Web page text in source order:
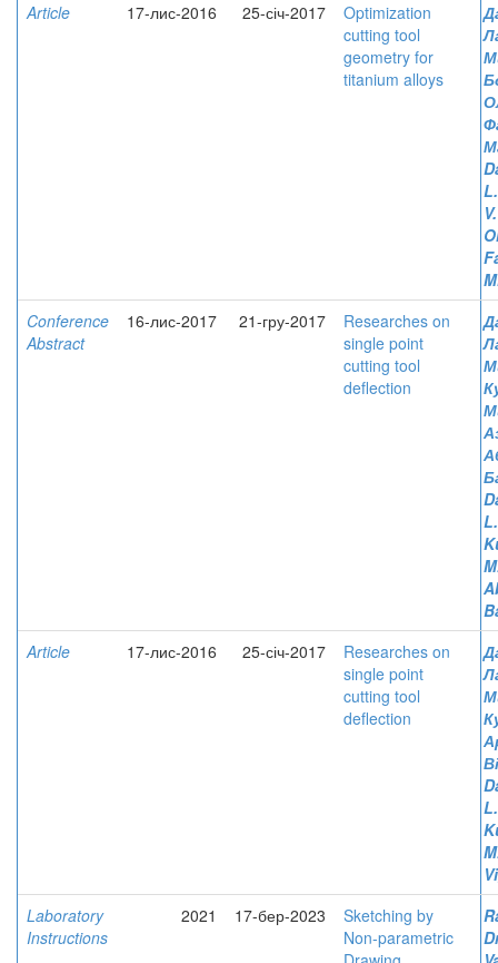
Article
17-лис-2016 25-січ-2017
Optimization
cutting tool
geometry for
titanium alloys
Conference
Abstract
16-лис-2017 21-гру-2017
Researches on
single point
cutting tool
deflection
Article
17-лис-2016 25-січ-2017
Researches on
single point
cutting tool
deflection
Laboratory
Instructions
2021 17-бер-2023
Sketching by
Non-parametric